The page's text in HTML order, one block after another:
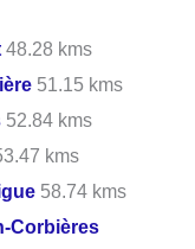
48.28 kms
51.15 kms
52.84 kms
kms
58.74 kms
Corbières